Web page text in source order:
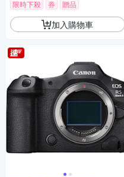
限時下殺 券 贈品
加入購物車